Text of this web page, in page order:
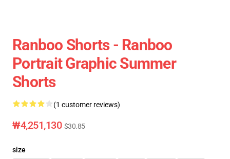
Ranboo Shorts - Ranboo
Portrait Graphic Summer
Shorts
(1 customer reviews)
₩4,251,130 $30.85
size